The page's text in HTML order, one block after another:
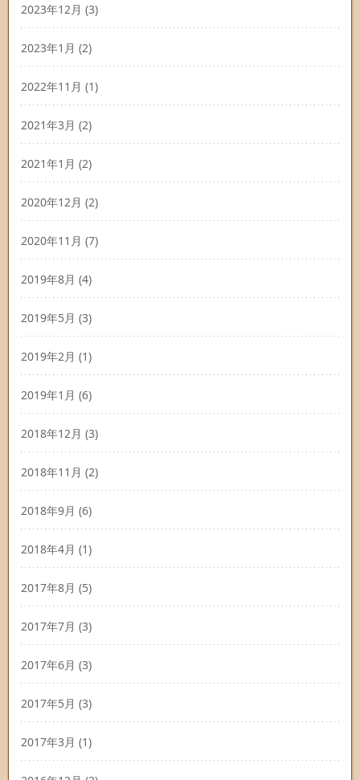
2023年12月 (3)
2023年1月 (2)
2022年11月 (1)
2021年3月 (2)
2021年1月 (2)
2020年12月 (2)
2020年11月 (7)
2019年8月 (4)
2019年5月 (3)
2019年2月 (1)
2019年1月 (6)
2018年12月 (3)
2018年11月 (2)
2018年9月 (6)
2018年4月 (1)
2017年8月 (5)
2017年7月 (3)
2017年6月 (3)
2017年5月 (3)
2017年3月 (1)